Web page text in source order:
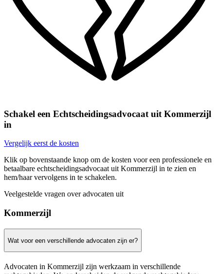
Schakel een Echtscheidingsadvocaat uit Kommerzijl
in
Vergelijk eerst de kosten
Klik op bovenstaande knop om de kosten voor een professionele en
betaalbare echtscheidingsadvocaat uit Kommerzijl in te zien en
hem/haar vervolgens in te schakelen.
Veelgestelde vragen over advocaten uit
Kommerzijl
Wat voor een verschillende advocaten zijn er?
Advocaten in Kommerzijl zijn werkzaam in verschillende